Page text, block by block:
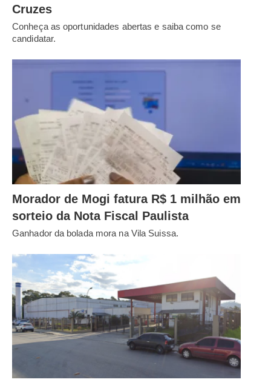
Cruzes
Conheça as oportunidades abertas e saiba como se
candidatar.
Morador de Mogi fatura R$ 1 milhão em
sorteio da Nota Fiscal Paulista
Ganhador da bolada mora na Vila Suissa.